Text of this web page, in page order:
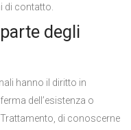
di contatto.
degli
hanno il diritto in
dell’esistenza o
di conoscerne